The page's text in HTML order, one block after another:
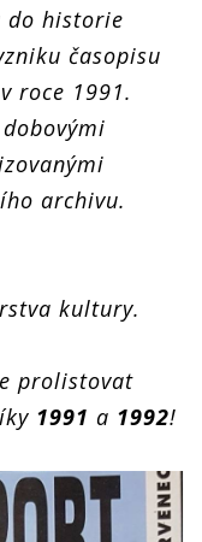
do historie
časopisu
roce 1991.
archivu.
kultury.
prolistovat
1991 a 1992!